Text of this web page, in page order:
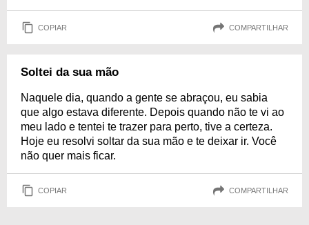
COPIAR COMPARTILHAR
Soltei da sua mão
Naquele dia, quando a gente se abraçou, eu sabia
que algo estava diferente. Depois quando não te vi ao
meu lado e tentei te trazer para perto, tive a certeza.
Hoje eu resolvi soltar da sua mão e te deixar ir. Você
não quer mais ficar.
COPIAR COMPARTILHAR